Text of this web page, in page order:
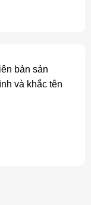
bản sản
và khắc tên